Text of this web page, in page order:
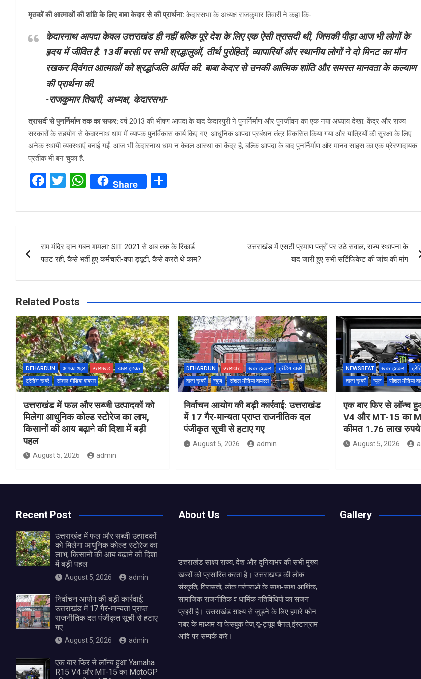
मृतकों की आत्माओं की शांति के लिए बाबा केदार से की प्रार्थना:केदारसभा के अध्यक्ष राजकुमार तिवारी ने कहा कि-
केदारनाथ आपदा केवल उत्तराखंड ही नहीं बल्कि पूरे देश के लिए एक ऐसी त्रासदी थी, जिसकी पीड़ा आज भी लोगों के
हृदय में जीवित है. 13वीं बरसी पर सभी श्रद्धालुओं, तीर्थ पुरोहितों, व्यापारियों और स्थानीय लोगों ने दो मिनट का मौन
रखकर दिवंगत आत्माओं को श्रद्धांजलि अर्पित की. बाबा केदार से उनकी आत्मिक शांति और समस्त मानवता के कल्याण
की प्रार्थना की.
-राजकुमार तिवारी, अध्यक्ष, केदारसभा-
त्रासदी से पुनर्निर्माण तक का सफर:वर्ष 2013 की भीषण आपदा के बाद केदारपुरी ने पुनर्निर्माण और पुनर्जीवन का एक नया अध्याय देखा. केंद्र और राज्य
सरकारों के सहयोग से केदारनाथ धाम में व्यापक पुनर्विकास कार्य किए गए. आधुनिक आपदा प्रबंधन तंत्र विकसित किया गया और यात्रियों की सुरक्षा के लिए
अनेक स्थायी व्यवस्थाएं बनाई गईं. आज भी केदारनाथ धाम न केवल आस्था का केंद्र है, बल्कि आपदा के बाद पुनर्निर्माण और मानव साहस का एक प्रेरणादायक
प्रतीक भी बन चुका है.
F
ce
o
o
k
T
tt
W
at
A
p
p
Share
ar
navigation
राम मंदिर दान गबन मामला: SIT 2021 से अब तक के रिकार्ड
पलट रही, कैसे भर्ती हुए कर्मचारी-क्या ड्यूटी, कैसे करते थे काम?
उत्तराखंड में एसटी प्रमाण पत्रों पर उठे सवाल, राज्य स्थापना के
बाद जारी हुए सभी सर्टिफिकेट की जांच की मांग
Related Posts
DEHARDUN आपका शहर उत्तराखंड
खबर हटकर
ट्रेंडिंग खबरें
सोशल मीडिया वायरल
उत्तराखंड में फल और सब्जी उत्पादकों को
मिलेगा आधुनिक कोल्ड स्टोरेज का लाभ,
किसानों की आय बढ़ाने की दिशा में बड़ी
पहल
August 5, 2026 admin
DEHARDUN उत्तराखंड खबर हटकर
ट्रेंडिंग खबरें
ताज़ा ख़बरें
न्यूज़ सोशल मीडिया वायरल
निर्वाचन आयोग की बड़ी कार्रवाई: उत्तराखंड
में 17 गैर-मान्यता प्राप्त राजनीतिक दल
पंजीकृत सूची से हटाए गए
August 5, 2026 admin
NEWSBEAT खबर हटकर
ताज़ा ख़बरें
न्यूज़ सोशल मीडिया
एक बार फिर से लॉन्च
V4 और MT-15 का
कीमत 1.76 लाख रुपये
August 5, 2026
Recent Post
उत्तराखंड में फल और सब्जी उत्पादकों
को मिलेगा आधुनिक कोल्ड स्टोरेज का
लाभ, किसानों की आय बढ़ाने की दिशा
में बड़ी पहल
August 5, 2026 admin
निर्वाचन आयोग की बड़ी कार्रवाई:
उत्तराखंड में 17 गैर-मान्यता प्राप्त
राजनीतिक दल पंजीकृत सूची से हटाए
गए
August 5, 2026 admin
एक बार फिर से लॉन्च हुआ Yamaha
R15 V4 और MT-15 का MotoGP
About Us
उत्तराखंड साक्ष्य राज्य, देश और दुनियाभर की सभी मुख्य
खबरों को प्रसारित करता है। उत्तराखण्ड की लोक
संस्कृति, विरासतों, लोक परंपराओ के साथ-साथ आर्थिक,
सामाजिक राजनीतिक व धार्मिक गतिविधियों का सजग
प्रहरी है। उत्तराखंड साक्ष्य से जुड़ने के लिए हमारे फोन
नंबर के माध्यम या फेसबुक पेज,यू-ट्यूब चैनल,इंस्टाग्राम
आदि पर सम्पर्क करे।
Gallery